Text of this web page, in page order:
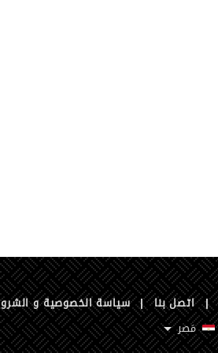
| اتصل بنا | سياسة الخصوصية و
مَصر